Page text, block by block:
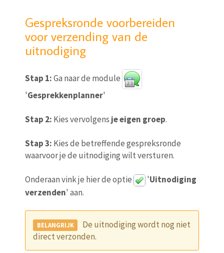
Gespreksronde voorbereiden
voor verzending van de
uitnodiging
Stap 1:Ga naar de module
'Gesprekkenplanner'
Stap 2: Kies vervolgens je eigen groep.
Stap 3: Kies de betreffende gespreksronde
waarvoor je de uitnodiging wilt versturen.
Onderaan vink je hier de optie 'Uitnodiging
verzenden' aan.
De uitnodiging wordt nog niet
direct verzonden.